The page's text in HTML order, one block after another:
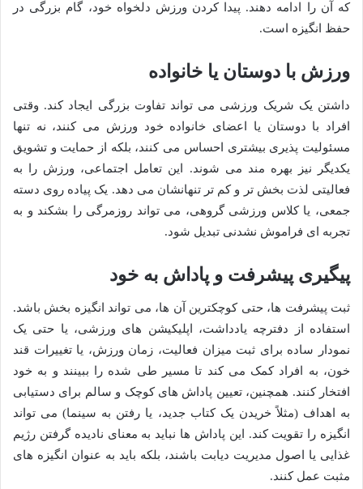
که آن را ادامه دهند. پیدا کردن ورزش دلخواه خود، گام بزرگی در
حفظ انگیزه است.
ورزش با دوستان یا خانواده
داشتن یک شریک ورزشی می تواند تفاوت بزرگی ایجاد کند. وقتی
افراد با دوستان یا اعضای خانواده خود ورزش می کنند، نه تنها
مسئولیت پذیری بیشتری احساس می کنند، بلکه از حمایت و تشویق
یکدیگر نیز بهره مند می شوند. این تعامل اجتماعی، ورزش را به
فعالیتی لذت بخش تر و کم تر تنهانشان می دهد. یک پیاده روی دسته
جمعی، یا کلاس ورزشی گروهی، می تواند روزمرگی را بشکند و به
تجربه ای فراموش نشدنی تبدیل شود.
پیگیری پیشرفت و پاداش به خود
ثبت پیشرفت ها، حتی کوچکترین آن ها، می تواند انگیزه بخش باشد.
استفاده از دفترچه یادداشت، اپلیکیشن های ورزشی، یا حتی یک
نمودار ساده برای ثبت میزان فعالیت، زمان ورزش، یا تغییرات قند
خون، به افراد کمک می کند تا مسیر طی شده را ببینند و به خود
افتخار کنند. همچنین، تعیین پاداش های کوچک و سالم برای دستیابی
به اهداف (مثلاً خریدن یک کتاب جدید، یا رفتن به سینما) می تواند
انگیزه را تقویت کند. این پاداش ها نباید به معنای نادیده گرفتن رژیم
غذایی یا اصول مدیریت دیابت باشند، بلکه باید به عنوان انگیزه های
مثبت عمل کنند.